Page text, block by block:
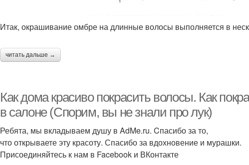
Итак, окрашивание омбре на длинные волосы выполняется в
читать дальше →
Как дома красиво покрасить волосы. Как
в салоне (Спорим, вы не знали про лук)
Ребята, мы вкладываем душу в AdMe.ru. Cпасибо за то,
что открываете эту красоту. Спасибо за вдохновение и мурашки.
Присоединяйтесь к нам в Facebook и ВКонтакте